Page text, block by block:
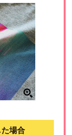
場合